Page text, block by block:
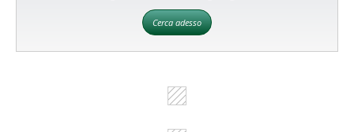
Cerca adesso